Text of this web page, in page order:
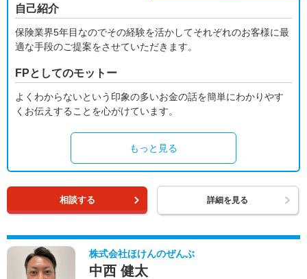
自己紹介
保険業界5年目なのでその経験を活かしてそれぞれのお客様に最
適な手段のご提案をさせていただきます。
FPとしてのモットー
よくわからないという印象の多いお金の話を簡単にわかりやす
くお伝えすることを心がけています。
もっと見る
相談する 詳細を見る
株式会社ほけんのぜんぶ
中西 健太